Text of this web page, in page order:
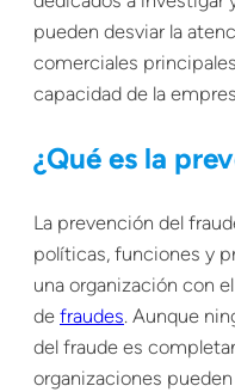
pueden desviar la
comerciales
capacidad de la
¿Qué es la
La prevención del
políticas, funciones y
una organización con
de fraudes. Aunque
del fraude es
organizaciones